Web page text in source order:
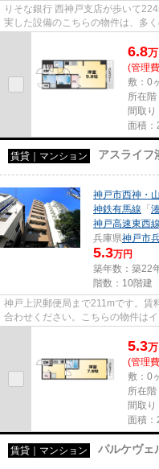
りそな銀行 西神戸支店が歩いて
実した設備のこちらの物件は、多
6.8万
(管理
敷：0
所在
間取り
面積：
賃貸｜マンション アスライフ
神戸市西神・
神鉄有馬線 「
神戸高速東西線
兵庫県神戸市
5.3万円
築年数：築22
階数：10階建
神戸上沢郵便局まで211mです。賃
合わせください。こちらの物件は
5.3万
(管理
敷：0
所在
間取
面積：
賃貸｜マンション パルケヴェ